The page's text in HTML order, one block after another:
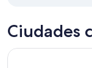
Ciudades